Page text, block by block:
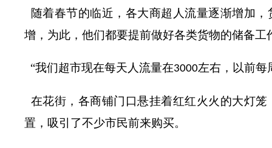
随着春节的临近，各大商超人流量逐渐增加
增，为此，他们都要提前做好各类货物的储备
“我们超市现在每天人流量在3000左右，以前每
在花街，各商铺门口悬挂着红红火火的大灯
置，吸引了不少市民前来购买。